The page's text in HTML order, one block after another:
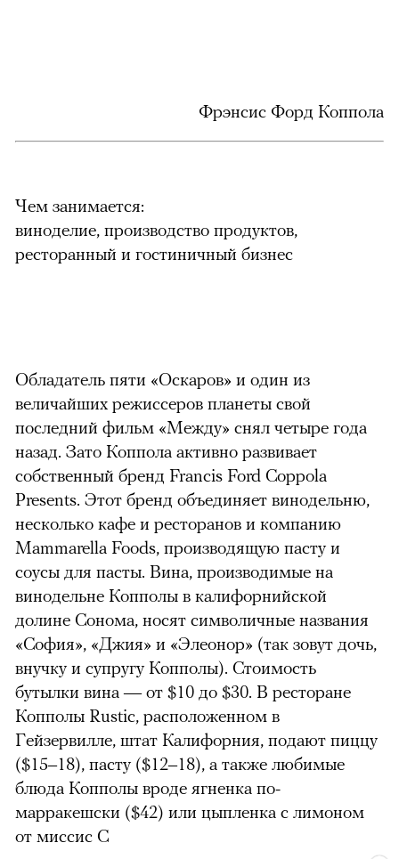
Фрэнсис Форд Коппола
Чем занимается:
виноделие, производство продуктов,
ресторанный и гостиничный бизнес
Обладатель пяти «Оскаров» и один из
величайших режиссеров планеты свой
последний фильм «Между» снял четыре года
назад. Зато Коппола активно развивает
собственный бренд Francis Ford Coppola
Presents. Этот бренд объединяет винодельню,
несколько кафе и ресторанов и компанию
Mammarella Foods, производящую пасту и
соусы для пасты. Вина, производимые на
винодельне Копполы в калифорнийской
долине Сонома, носят символичные названия
«София», «Джия» и «Элеонор» (так зовут дочь,
внучку и супругу Копполы). Стоимость
бутылки вина — от $10 до $30. В ресторане
Копполы Rustic, расположенном в
Гейзервилле, штат Калифорния, подают пиццу
($15–18), пасту ($12–18), а также любимые
блюда Копполы вроде ягненка по-
марракешски ($42) или цыпленка с лимоном
от миссис С